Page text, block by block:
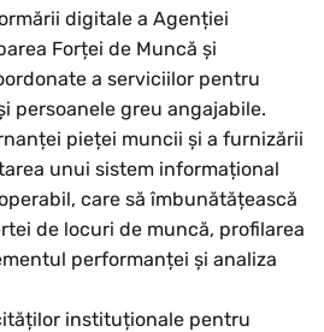
digitale a Agenției
Forței de Muncă și
a serviciilor pentru
persoanele greu angajabile.
pieței muncii și a furnizării
unui sistem informațional
care să îmbunătățească
de locuri de muncă, profilarea
performanței și analiza
instituționale pentru